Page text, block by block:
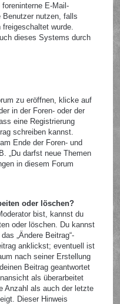
E-Mail-
Benutzer nutzen, falls
wurde.
dieses Systems durch
zu eröffnen, klicke auf
in der Foren- oder der
eine Registrierung
schreiben kannst.
Ende der Foren- und
„Du darfst neue Themen
in diesem Forum
oder löschen?
bist, kannst du
oder löschen. Du kannst
„Ändere Beitrag“-
anklickst; eventuell ist
nach seiner Erstellung
Beitrag geantwortet
als überarbeitet
Anzahl als auch der letzte
Dieser Hinweis